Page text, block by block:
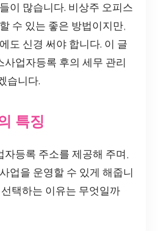
이 많습니다. 비상주 오피스
수 있는 좋은 방법이지만,
도 신경 써야 합니다. 이 글
업자등록 후의 세무 관리
습니다.
특징
등록 주소를 제공해 주며,
업을 운영할 수 있게 해줍니
택하는 이유는 무엇일까